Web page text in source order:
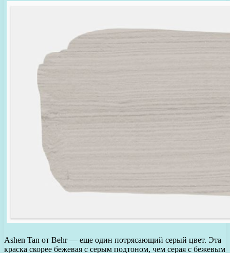
Ashen Tan от Behr — еще один потрясающий серый цвет. Эта
краска скорее бежевая с серым подтоном, чем серая с бежевым